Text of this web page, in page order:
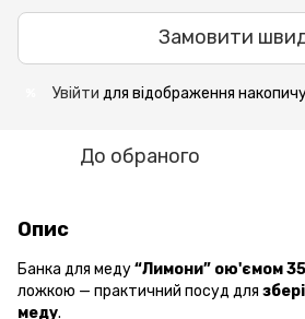
Замовити
Увійти для відображення
До обраного
Опис
Банка для меду“Лимони” ою'ємом
ложкою — практичний посуд для
меду.